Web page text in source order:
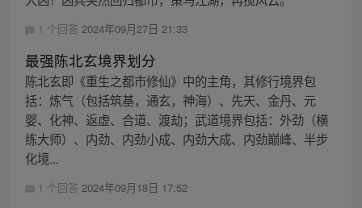
1 个回答 2024年09月27日 21:33
最强陈北玄境界划分
陈北玄即《重生之都市修仙》中的主角，其修行境界包
括：炼气（包括筑基，通玄，神海）、先天、金丹、元
婴、化神、返虚、合道、渡劫；武道境界包括：外劲（横
练大师）、内劲、内劲小成、内劲大成、内劲巅峰、半步
化境...
1 个回答 2024年09月18日 17:52